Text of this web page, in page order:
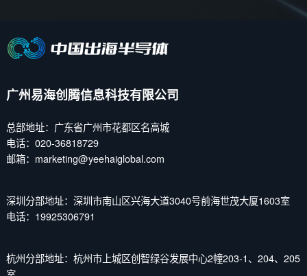
广州易海创腾信息科技有限公司
总部地址：广东省广州市花都区名高城
电话：020-36818729
邮箱：marketing@yeehaiglobal.com
深圳分部地址：深圳市南山区兴海大道3040号前海世茂大厦1603室
电话：19925306791
杭州分部地址：杭州市上城区创智绿谷发展中心2幢203-1、204、205